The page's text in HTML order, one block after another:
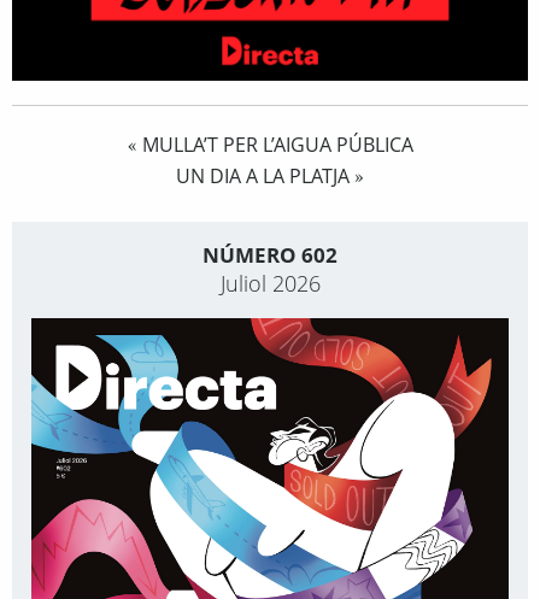
« MULLA’T PER L’AIGUA PÚBLICA
UN DIA A LA PLATJA »
NÚMERO 602
Juliol 2026